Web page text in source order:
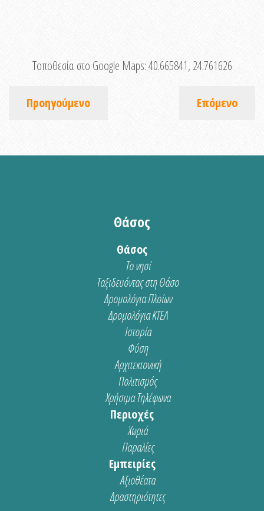
Τοποθεσία στο Google Maps:40.665841, 24.761626
Προηγούμενο Επόμενο
Θάσος
Θάσος
Το νησί
Ταξιδευόντας στη Θάσο
Δρομολόγια Πλοίων
Δρομολόγια ΚΤΕΛ
Ιστορία
Φύση
Αρχιτεκτονική
Πολιτισμός
Χρήσιμα Τηλέφωνα
Περιοχές
Χωριά
Παραλίες
Εμπειρίες
Αξιοθέατα
Δραστηριότητες